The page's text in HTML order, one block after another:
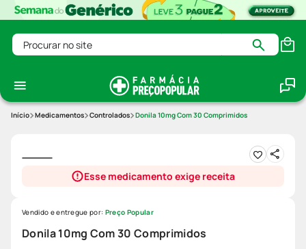
Procurar no site
Medicamentos Controlados Donila 10mg Com 30 Comprimidos
Esse medicamento exige receita
Donila 10mg Com 30 Comprimidos
Vendido e entregue por: Preço Popular